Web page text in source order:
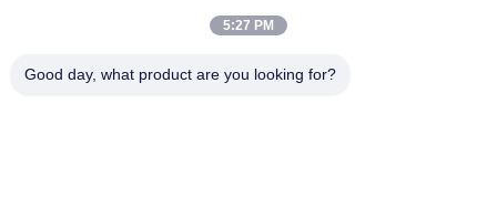
5:27 PM
Good day, what product are you looking for?